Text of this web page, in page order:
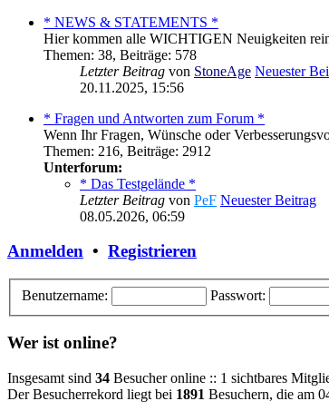
* NEWS & STATEMENTS *
Hier kommen alle WICHTIGEN Neuigkeiten
Themen: 38, Beiträge: 578
Letzter Beitrag von StoneAge Neuester
20.11.2025, 15:56
* Fragen und Antworten zum Forum *
Wenn Ihr Fragen, Wünsche oder
Themen: 216, Beiträge: 2912
Unterforum:
* Das Testgelände *
Letzter Beitrag von PeF Neuester Beitrag
08.05.2026, 06:59
Anmelden • Registrieren
Benutzername: Passwort:
Wer ist online?
Insgesamt sind 34 Besucher online :: 1 sichtbares
Der Besucherrekord liegt bei 1891 Besuchern, die am